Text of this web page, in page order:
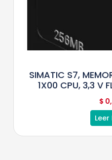
SIMATIC S7,
1X00 CPU, 3,3 V
$
Leer